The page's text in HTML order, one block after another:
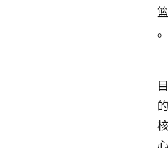
篮
。
目
的
核
心